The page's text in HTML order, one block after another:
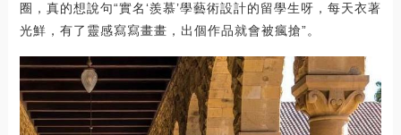
圈，真的想說句“實名‘羨慕’學藝術設計的留學生呀，每天衣著
光鮮，有了靈感寫寫畫畫，出個作品就會被瘋搶”。